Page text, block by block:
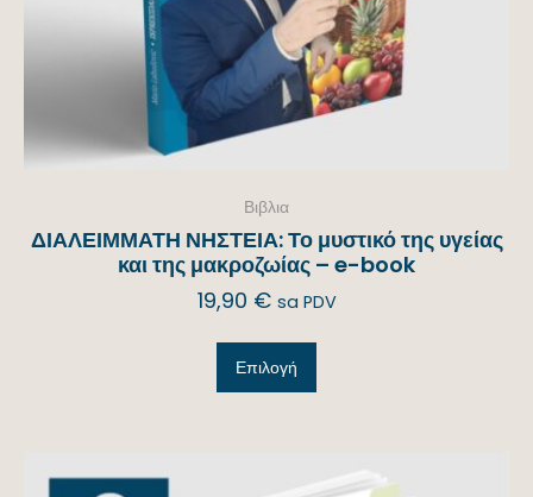
Βιβλια
ΔΙΑΛΕΙΜΜΑΤΗ ΝΗΣΤΕΙΑ: Το μυστικό της υγείας
και της μακροζωίας – e-book
19,90 € sa PDV
Επιλογή